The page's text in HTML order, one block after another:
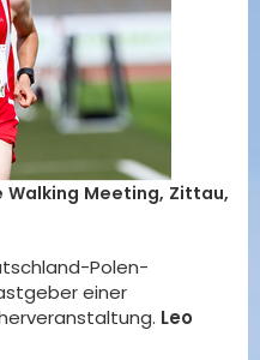
Meeting, Zittau,
Polen-
einer
Leo